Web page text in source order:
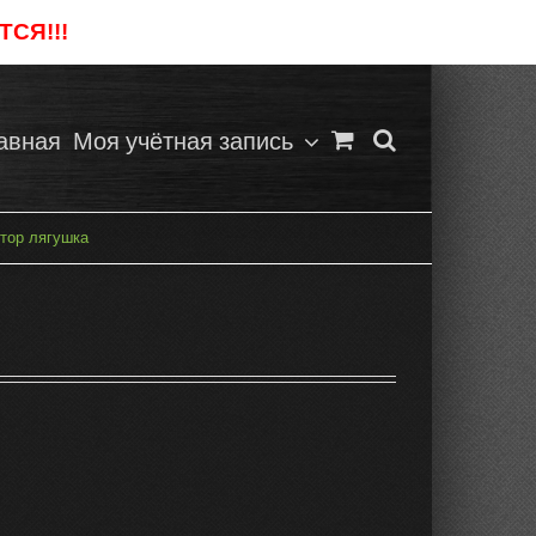
Моя учётная запись
лягушка